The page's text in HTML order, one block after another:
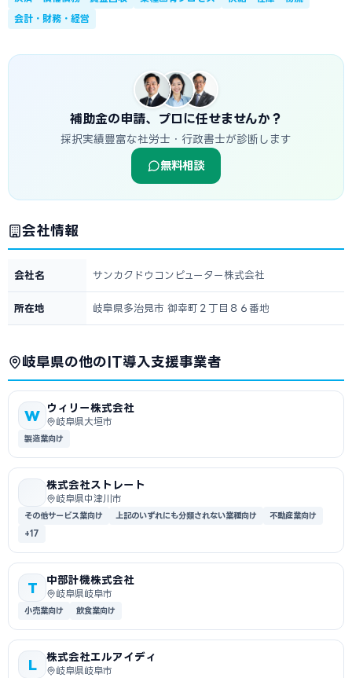
会計・財務・経営
補助金の申請、プロに任せませんか？
採択実績豊富な社労士・行政書士が診断します
無料相談
会社情報
会社名 サンカクドウコンピューター株式会社
所在地 岐阜県多治見市 御幸町２丁目８６番地
岐阜県の他のIT導入支援事業者
W
ウィリー株式会社
岐阜県大垣市
製造業向け
株式会社ストレート
岐阜県中津川市
その他サービス業向け 上記のいずれにも分類されない業種向け
不動産業向け
+17
T
中部計機株式会社
岐阜県岐阜市
小売業向け 飲食業向け
L
株式会社エルアイディ
岐阜県岐阜市